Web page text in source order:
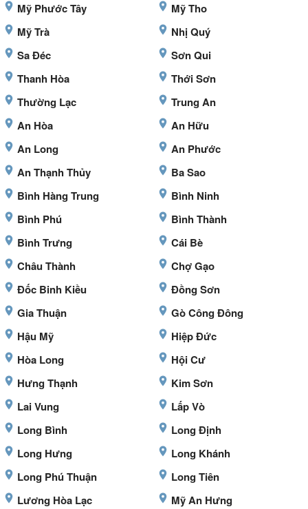
Mỹ Phước Tây
Mỹ Tho
Mỹ Trà
Nhị Quý
Sa Đéc
Sơn Qui
Thanh Hòa
Thới Sơn
Thường Lạc
Trung An
An Hòa
An Hữu
An Long
An Phước
An Thạnh Thủy
Ba Sao
Bình Hàng Trung
Bình Ninh
Bình Phú
Bình Thành
Bình Trưng
Cái Bè
Châu Thành
Chợ Gạo
Đốc Binh Kiều
Đồng Sơn
Gia Thuận
Gò Công Đông
Hậu Mỹ
Hiệp Đức
Hòa Long
Hội Cư
Hưng Thạnh
Kim Sơn
Lai Vung
Lấp Vò
Long Bình
Long Định
Long Hưng
Long Khánh
Long Phú Thuận
Long Tiên
Lương Hòa Lạc
Mỹ An Hưng